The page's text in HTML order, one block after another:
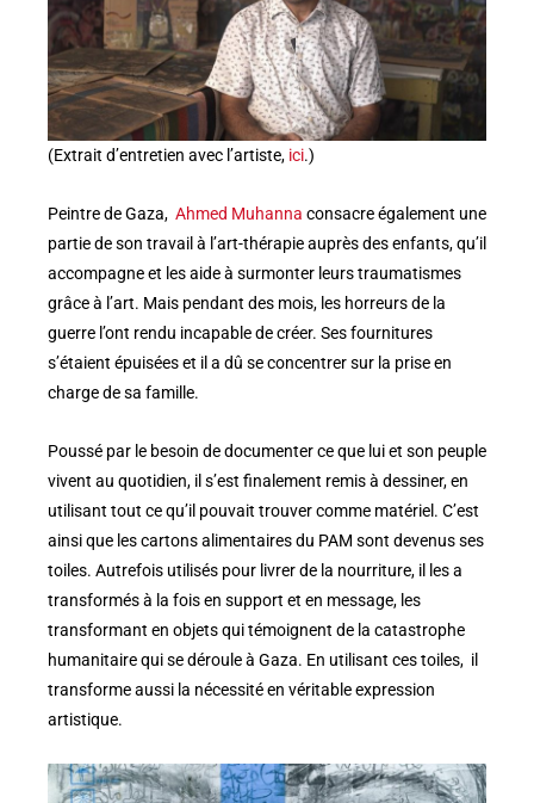
(Extrait d’entretien avec l’artiste, ici.)
Peintre de Gaza, Ahmed Muhanna consacre également une
partie de son travail à l’art-thérapie auprès des enfants, qu’il
accompagne et les aide à surmonter leurs traumatismes
grâce à l’art. Mais pendant des mois, les horreurs de la
guerre l’ont rendu incapable de créer. Ses fournitures
s’étaient épuisées et il a dû se concentrer sur la prise en
charge de sa famille.
Poussé par le besoin de documenter ce que lui et son peuple
vivent au quotidien, il s’est finalement remis à dessiner, en
utilisant tout ce qu’il pouvait trouver comme matériel. C’est
ainsi que les cartons alimentaires du PAM sont devenus ses
toiles. Autrefois utilisés pour livrer de la nourriture, il les a
transformés à la fois en support et en message, les
transformant en objets qui témoignent de la catastrophe
humanitaire qui se déroule à Gaza. En utilisant ces toiles, il
transforme aussi la nécessité en véritable expression
artistique.